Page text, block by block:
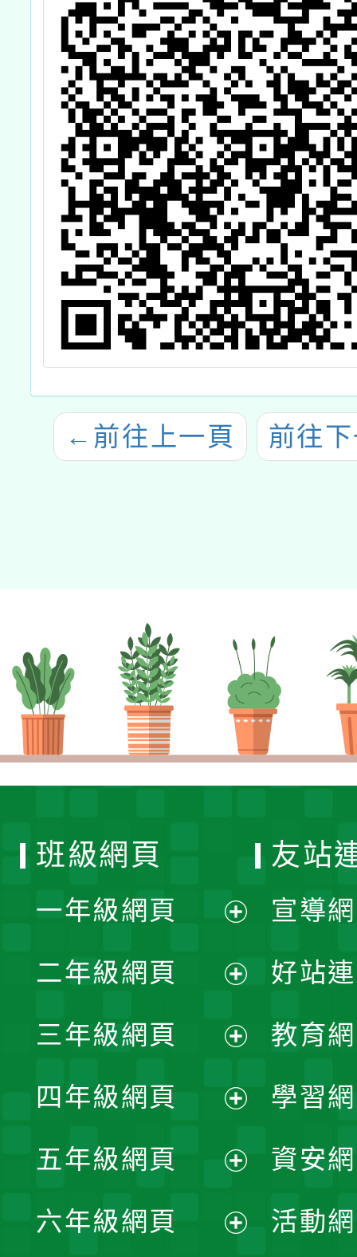
← 前往上一頁 前往
班級網頁
一年級網頁
開
選
單
二年級網頁
開
選
單
三年級網頁
開
選
單
四年級網頁
開
選
五年級網頁
開
六年級網頁
友站
宣導
好站
教育
學習
資安
活動